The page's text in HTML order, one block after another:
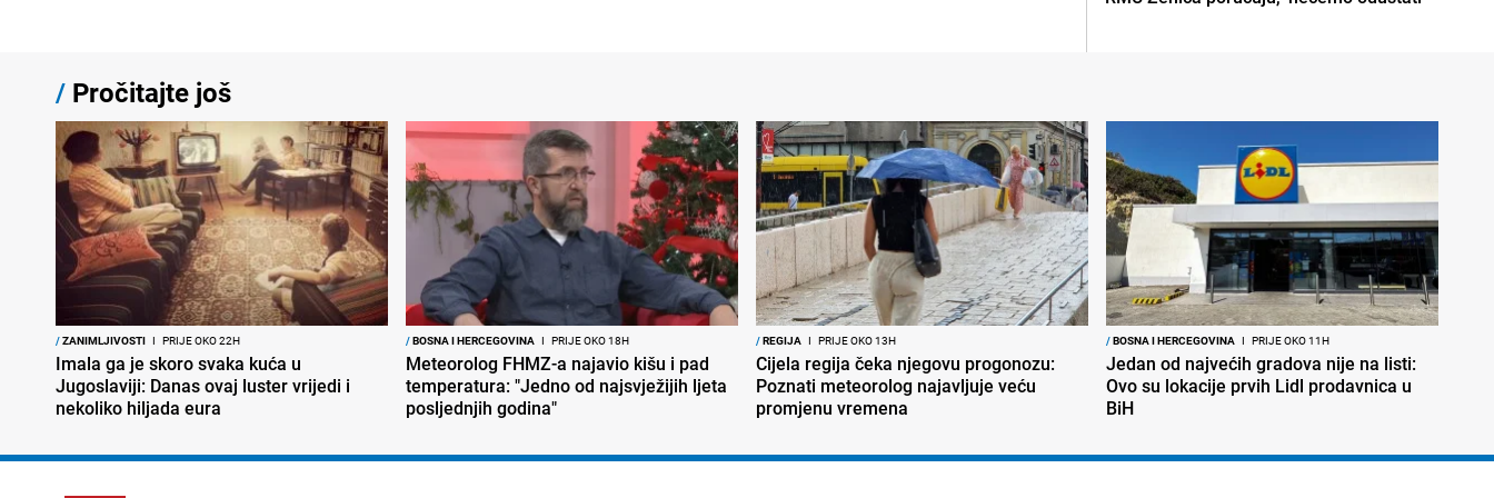
/ Pročitajte još
/ZANIMLJIVOSTI I PRIJE OKO 22H
Imala ga je skoro svaka kuća u
Jugoslaviji: Danas ovaj luster vrijedi i
nekoliko hiljada eura
/BOSNA I HERCEGOVINA I PRIJE OKO 18H
Meteorolog FHMZ-a najavio kišu i pad
temperatura: "Jedno od najsvježijih ljeta
posljednjih godina"
/REGIJA I PRIJE OKO 13H
Cijela regija čeka njegovu progonozu:
Poznati meteorolog najavljuje veću
promjenu vremena
/BOSNA I HERCEGOVINA I PRIJE OKO 11H
Jedan od najvećih gradova nije na listi:
Ovo su lokacije prvih Lidl prodavnica u
BiH